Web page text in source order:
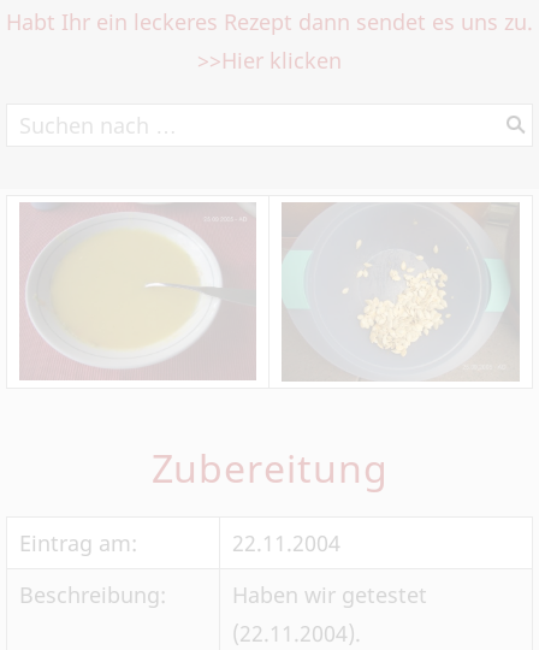
Habt Ihr ein leckeres Rezept dann sendet es uns zu.
>>Hier klicken
Zubereitung
Eintrag am:
22.11.2004
Beschreibung:
Haben wir getestet
(22.11.2004).